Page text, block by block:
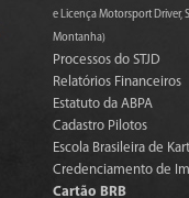
e Licença Motorsport Driver,
Montanha)
Processos do STJD
Relatórios Financeiros
Estatuto da ABPA
Cadastro Pilotos
Escola Brasileira de Kart
Credenciamento de
Cartão BRB